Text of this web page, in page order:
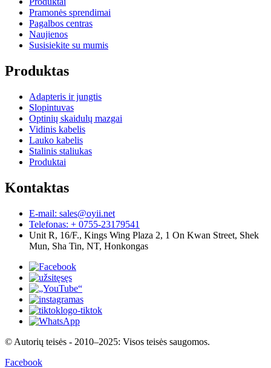
Pramonės sprendimai
Pagalbos centras
Naujienos
Susisiekite su mumis
Produktas
Adapteris ir jungtis
Slopintuvas
Optinių skaidulų mazgai
Vidinis kabelis
Lauko kabelis
Stalinis staliukas
Produktai
Kontaktas
E-mail: sales@oyii.net
Telefonas: + 0755-23179541
Unit R, 16/F., Kings Wing Plaza 2, 1 On Kwan Street, Shek
Mun, Sha Tin, NT, Honkongas
© Autorių teisės - 2010–2025: Visos teisės saugomos.
Facebook